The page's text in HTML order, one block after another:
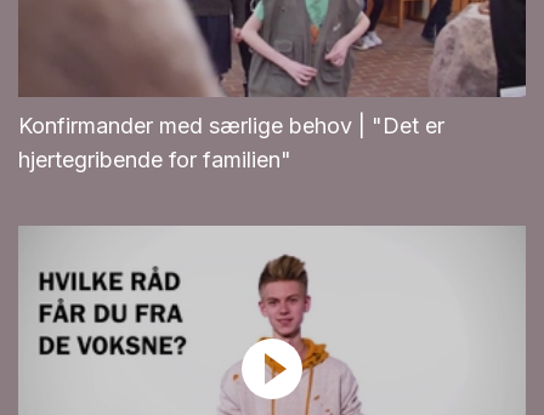
Konfirmander med særlige behov | "Det er
hjertegribende for familien"